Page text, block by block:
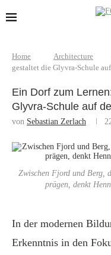
Home Architecture
gestaltet die Glyvra-Schule
Ein Dorf zum
Glyvra-Schule auf
von Sebastian Zerlach
Zwischen Fjord und Berg,
prägen, denkt
In der modernen
Erkenntnis in den